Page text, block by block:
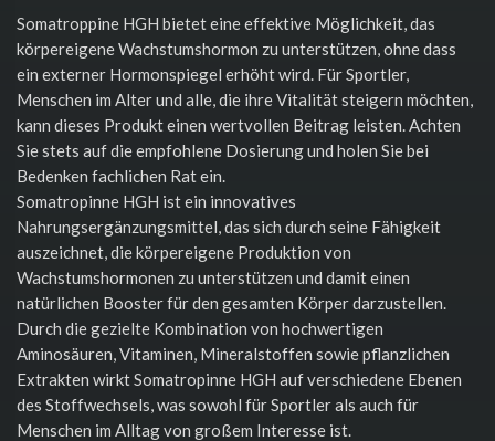
Somatroppine HGH bietet eine effektive Möglichkeit, das
körpereigene Wachstumshormon zu unterstützen, ohne dass
ein externer Hormonspiegel erhöht wird. Für Sportler,
Menschen im Alter und alle, die ihre Vitalität steigern möchten,
kann dieses Produkt einen wertvollen Beitrag leisten. Achten
Sie stets auf die empfohlene Dosierung und holen Sie bei
Bedenken fachlichen Rat ein.
Somatropinne HGH ist ein innovatives
Nahrungsergänzungsmittel, das sich durch seine Fähigkeit
auszeichnet, die körpereigene Produktion von
Wachstumshormonen zu unterstützen und damit einen
natürlichen Booster für den gesamten Körper darzustellen.
Durch die gezielte Kombination von hochwertigen
Aminosäuren, Vitaminen, Mineralstoffen sowie pflanzlichen
Extrakten wirkt Somatropinne HGH auf verschiedene Ebenen
des Stoffwechsels, was sowohl für Sportler als auch für
Menschen im Alltag von großem Interesse ist.